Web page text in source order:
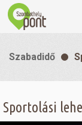
Látnivalók
Szabadidő
Sportolási